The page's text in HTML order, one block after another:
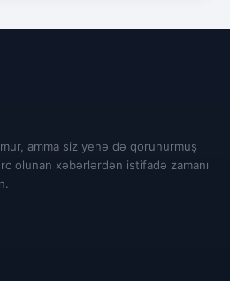
amma siz yenə də qorunurmuş
olunan xəbərlərdən istifadə zamanı